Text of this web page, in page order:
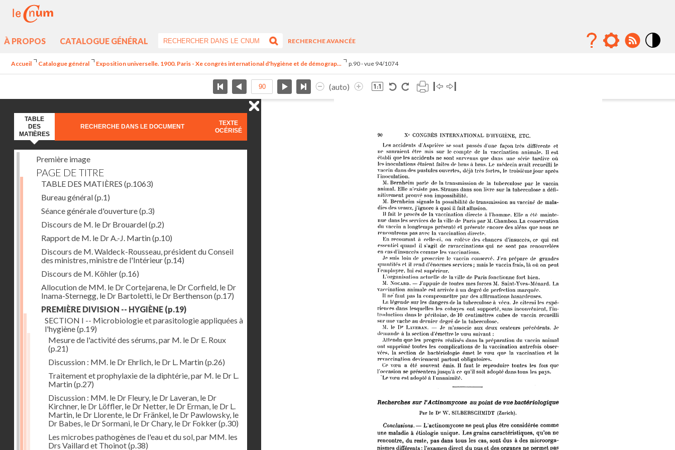
À PROPOS CATALOGUE GÉNÉRAL
RECHERCHE AVANCÉE
Accueil Catalogue général Exposition universelle. 1900. Paris - Xe congrès international d'hygiène et de démograp... p.90 - vue 94/1074
(auto)
TABLE
DES
MATIÈRES
RECHERCHE DANS LE DOCUMENT
TEXTE
OCÉRISÉ
Première image
PAGE DE TITRE
TABLE DES MATIÈRES (p.1063)
Bureau général(p.1)
Séance générale d'ouverture(p.3)
Discours de M. le Dr Brouardel(p.2)
Rapport de M. le Dr A.-J. Martin(p.10)
Discours de M. Waldeck-Rousseau, président du Conseil
des ministres, ministre de l'Intérieur(p.14)
Discours de M. Köhler(p.16)
Allocution de MM. le Dr Cortejarena, le Dr Corfield, le Dr
Inama-Sternegg, le Dr Bartoletti, le Dr Berthenson(p.17)
PREMIÈRE DIVISION -- HYGIÈNE (p.19)
SECTION I -- Microbiologie et parasitologie appliquées à
l'hygiène(p.19)
Mesure de l'activité des sérums, par M. le Dr E. Roux
(p.21)
Discussion : MM. le Dr Ehrlich, le Dr L. Martin(p.26)
Traitement et prophylaxie de la diphtérie, par M. le Dr L.
Martin(p.27)
Discussion : MM. le Dr Fleury, le Dr Laveran, le Dr
Kirchner, le Dr Löffler, le Dr Netter, le Dr Erman, le Dr L.
Martin, le Dr Llorente, le Dr Fränkel, le Dr Pawlowsky, le
Dr Babes, le Dr Sormani, le Dr Chary, le Dr Fokker(p.30)
Les microbes pathogènes de l'eau et du sol, par MM. les
Drs Vaillard et Thoinot(p.38)